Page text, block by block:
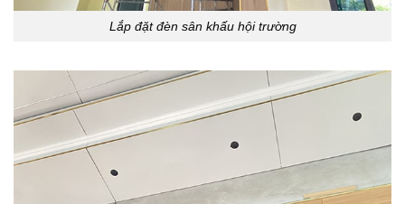
Lắp đặt đèn sân khấu hội trường